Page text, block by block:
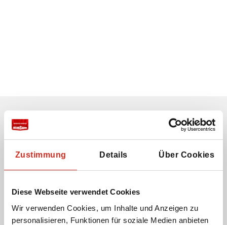
Zustimmung Details Über Cookies
Diese Webseite verwendet Cookies
Wir verwenden Cookies, um Inhalte und Anzeigen zu
personalisieren, Funktionen für soziale Medien anbieten
Erhalten Sie unseren Newsletter
Ich stimme der Verwendung meiner E-Mail-
Adresse zu, damit ich den Newsletter von Dimsum
Reisen erhalten kann.